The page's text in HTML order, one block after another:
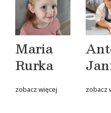
Maria
Rurka
zobacz więcej zobacz